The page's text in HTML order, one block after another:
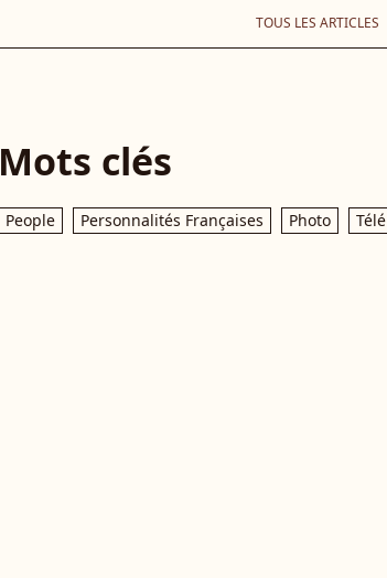
TOUS LES ARTICLES
Mots clés
People Personnalités Françaises Photo Télé